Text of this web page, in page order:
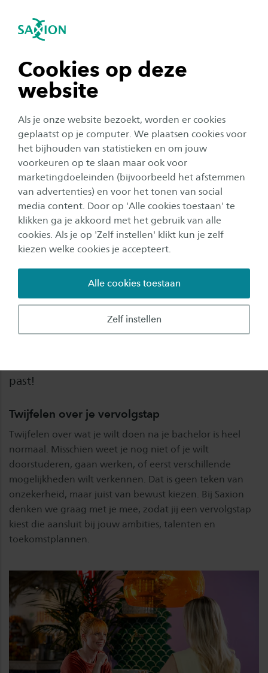
Cookies op deze
website
Als je onze website bezoekt, worden er cookies
geplaatst op je computer. We plaatsen cookies voor
het bijhouden van statistieken en om jouw
voorkeuren op te slaan maar ook voor
marketingdoeleinden (bijvoorbeeld het afstemmen
van advertenties) en voor het tonen van social
media content. Door op 'Alle cookies toestaan' te
klikken ga je akkoord met het gebruik van alle
cookies. Als je op 'Zelf instellen' klikt kun je zelf
kiezen welke cookies je accepteert.
Zelf instellen
Alle cookies toestaan
Navigatie openen
tonen
tonen
tonen
tonen
sluiten
Mogelijkheden na je bachelor
Bachelordiploma behaald. En nu? Na je
bachelor bij Saxion kun je verschillende kanten
op. Wil je je verder verdiepen en doorstuderen?
past!
Twijfelen over je vervolgstap
Twijfelen over wat je wilt doen na je bachelor is heel
normaal. Misschien weet je nog niet of je wilt
doorstuderen, gaan werken, of eerst verschillende
mogelijkheden wilt verkennen. Dat is geen teken van
onzekerheid, maar juist van bewust kiezen. Bij Saxion
denken we graag met je mee, zodat jij een vervolgstap
kiest die aansluit bij jouw ambities, talenten en
toekomstplannen.